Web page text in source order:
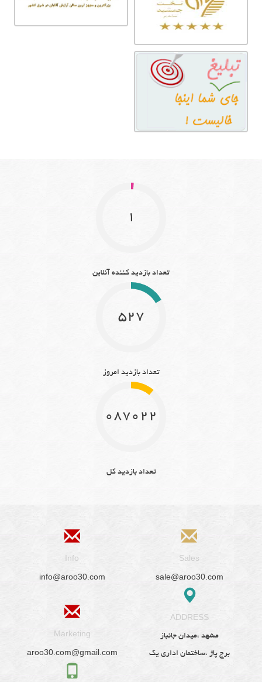
1
تعداد بازدید کننده آنلاین
527
تعداد بازدید امروز
10870221
تعداد بازدید کل
Info
info@aroo30.com
Sales
sale@aroo30.com
Marketing
aroo30.com@gmail.com
ADDRESS
مشهد ،میدان جانباز
برج پاژ ،ساختمان اداری یک